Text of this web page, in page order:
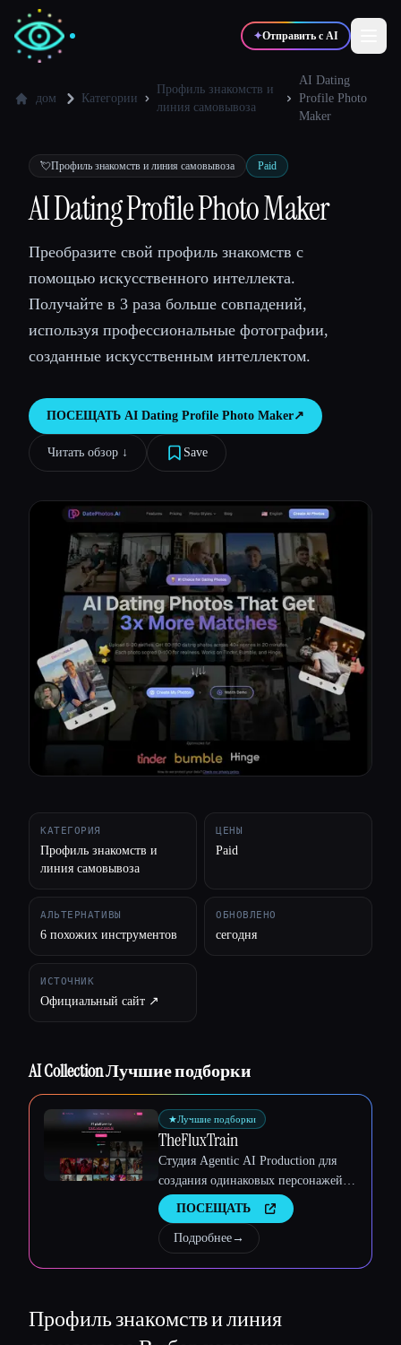
✦Отправить с AI
💻 Разработчики 📈 Маркетологи
🎓Студенты 🎬Креаторы
Все категории
дом Категории
Профиль знакомств и
линия самовывоза
AI Dating
Profile Photo
Maker
💘Профиль знакомств и линия самовывоза Paid
AI Dating Profile Photo Maker
Преобразите свой профиль знакомств с
помощью искусственного интеллекта.
Получайте в 3 раза больше совпадений,
используя профессиональные фотографии,
созданные искусственным интеллектом.
ПОСЕЩАТЬ AI Dating Profile Photo Maker↗︎
Читать обзор ↓︎ Save
КАТЕГОРИЯ
Профиль знакомств и
линия самовывоза
ЦЕНЫ
Paid
АЛЬТЕРНАТИВЫ
6 похожих инструментов
ОБНОВЛЕНО
сегодня
ИСТОЧНИК
Официальный сайт ↗︎
AI Collection Лучшие подборки
★Лучшие подборки
TheFluxTrain
Студия Agentic AI Production для
создания одинаковых персонажей,
рабочих процессов и видео
ПОСЕЩАТЬ
Подробнее→
Профиль знакомств и линия